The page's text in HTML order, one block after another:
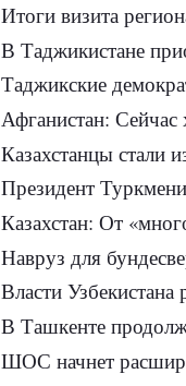
Итоги визита
В Таджикистане
Таджикские демократы
Афганистан: Сейчас
Казахстанцы стали избегать
Президент
Казахстан: От
Навруз для
Власти Узбекистана
В Ташкенте
ШОС начнет